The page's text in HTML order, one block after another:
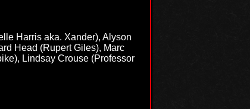
Harris aka. Xander), Alyson
Head (Rupert Giles), Marc
Lindsay Crouse (Professor